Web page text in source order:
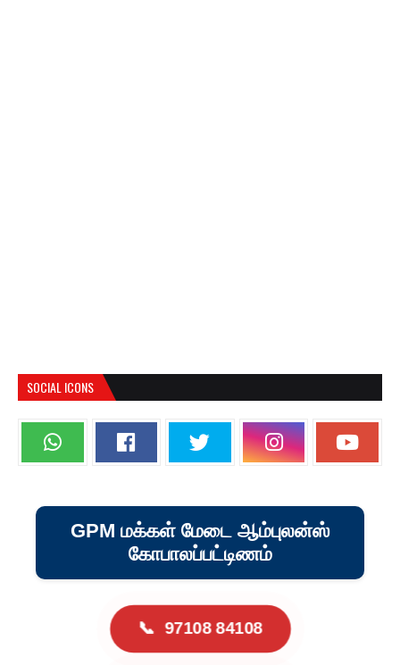
SOCIAL ICONS
GPM மக்கள் மேடை ஆம்புலன்ஸ்
கோபாலப்பட்டிணம்
📞 97108 84108